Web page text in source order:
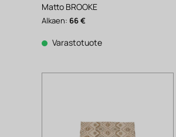
Matto BROOKE
Alkaen: 66€
Varastotuote